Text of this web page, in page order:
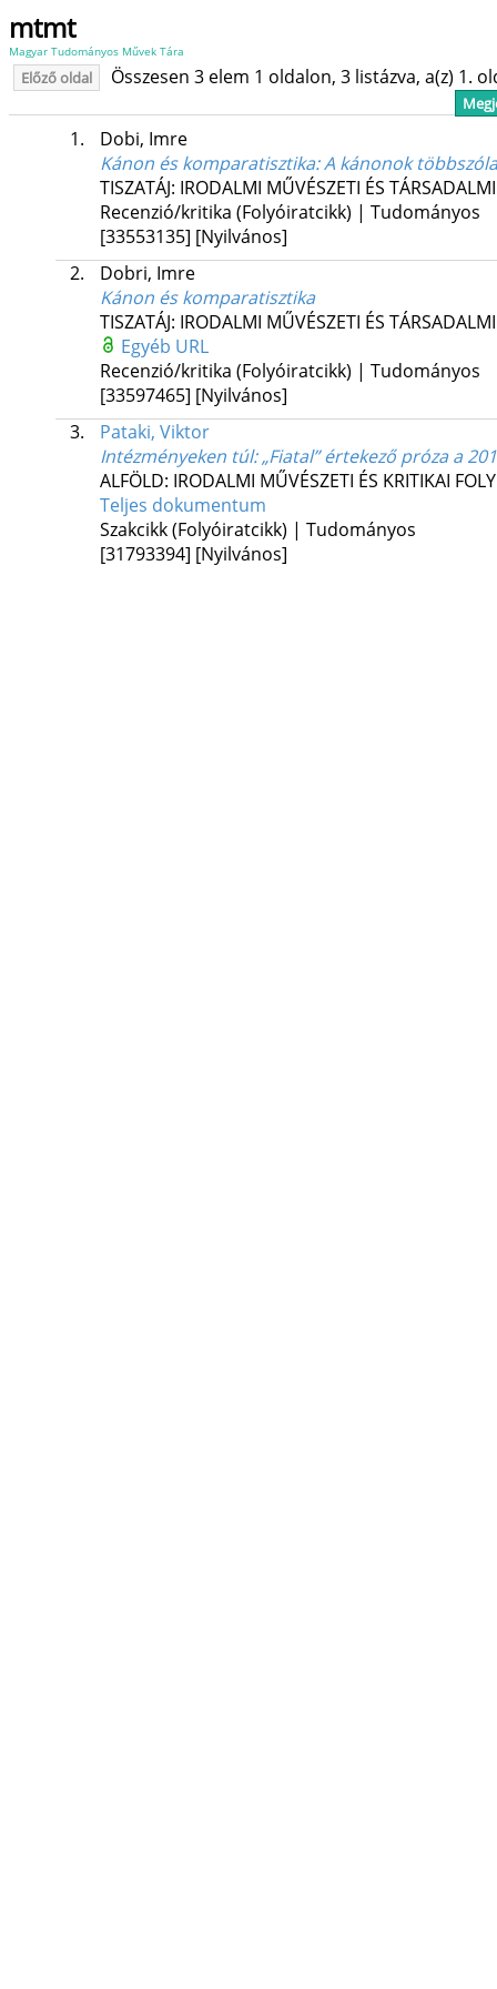
mtmt
Magyar Tudományos Művek Tára
Előző oldal Összesen 3 elem 1 oldalon, 3 listázva, a(z) 1.
1.
Dobi, Imre
Kánon és komparatisztika: A kánonok
TISZATÁJ: IRODALMI MŰVÉSZETI ÉS
Recenzió/kritika (Folyóiratcikk) | Tudományos
[33553135] [Nyilvános]
2.
Dobri, Imre
Kánon és komparatisztika
TISZATÁJ: IRODALMI MŰVÉSZETI ÉS
Egyéb URL
Recenzió/kritika (Folyóiratcikk) | Tudományos
[33597465] [Nyilvános]
3.
Pataki, Viktor
Intézményeken túl: „Fiatal” értekező próza a
ALFÖLD: IRODALMI MŰVÉSZETI ÉS KRITIKAI
Teljes dokumentum
Szakcikk (Folyóiratcikk) | Tudományos
[31793394] [Nyilvános]